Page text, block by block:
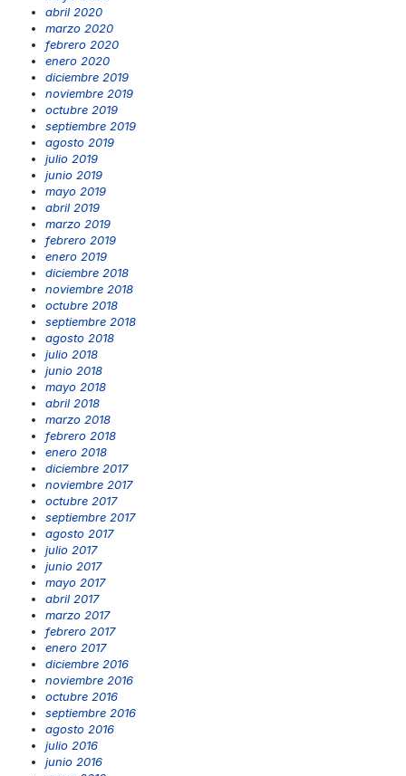
abril 2020
marzo 2020
febrero 2020
enero 2020
diciembre 2019
noviembre 2019
octubre 2019
septiembre 2019
agosto 2019
julio 2019
junio 2019
mayo 2019
abril 2019
marzo 2019
febrero 2019
enero 2019
diciembre 2018
noviembre 2018
octubre 2018
septiembre 2018
agosto 2018
julio 2018
junio 2018
mayo 2018
abril 2018
marzo 2018
febrero 2018
enero 2018
diciembre 2017
noviembre 2017
octubre 2017
septiembre 2017
agosto 2017
julio 2017
junio 2017
mayo 2017
abril 2017
marzo 2017
febrero 2017
enero 2017
diciembre 2016
noviembre 2016
octubre 2016
septiembre 2016
agosto 2016
julio 2016
junio 2016